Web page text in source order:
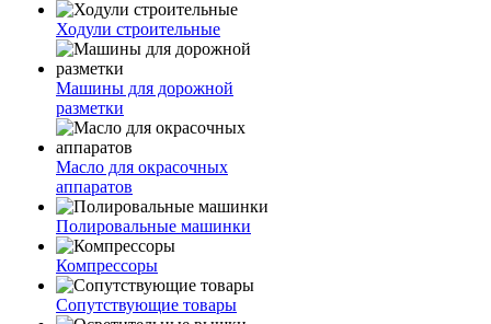
Ходули строительные
Машины для дорожной
разметки
Масло для окрасочных
аппаратов
Полировальные машинки
Компрессоры
Сопутствующие товары